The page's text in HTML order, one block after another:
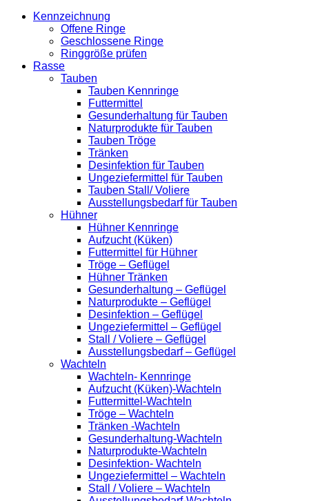
Kennzeichnung
Offene Ringe
Geschlossene Ringe
Ringgröße prüfen
Rasse
Tauben
Tauben Kennringe
Futtermittel
Gesunderhaltung für Tauben
Naturprodukte für Tauben
Tauben Tröge
Tränken
Desinfektion für Tauben
Ungeziefermittel für Tauben
Tauben Stall/ Voliere
Ausstellungsbedarf für Tauben
Hühner
Hühner Kennringe
Aufzucht (Küken)
Futtermittel für Hühner
Tröge – Geflügel
Hühner Tränken
Gesunderhaltung – Geflügel
Naturprodukte – Geflügel
Desinfektion – Geflügel
Ungeziefermittel – Geflügel
Stall / Voliere – Geflügel
Ausstellungsbedarf – Geflügel
Wachteln
Wachteln- Kennringe
Aufzucht (Küken)-Wachteln
Futtermittel-Wachteln
Tröge – Wachteln
Tränken -Wachteln
Gesunderhaltung-Wachteln
Naturprodukte-Wachteln
Desinfektion- Wachteln
Ungeziefermittel – Wachteln
Stall / Voliere – Wachteln